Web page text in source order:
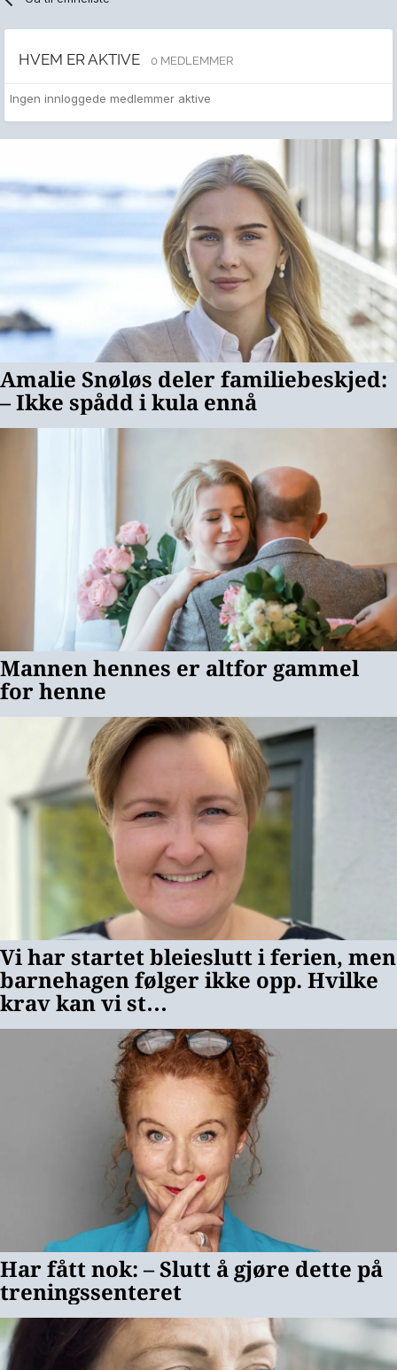
HVEM ER AKTIVE 0 MEDLEMMER
Ingen innloggede medlemmer aktive